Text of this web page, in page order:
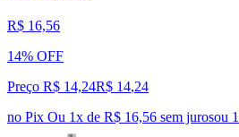
R$ 16,56
14% OFF
Preço R$ 14,24R$ 14,24
no Pix Ou 1x de R$ 16,56 sem jurosou 1